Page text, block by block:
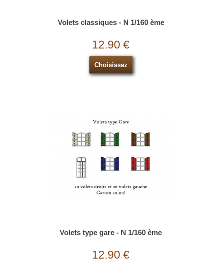
Volets classiques - N 1/160 ème
12.90 €
Choisissez
Volets type gare - N 1/160 ème
12.90 €